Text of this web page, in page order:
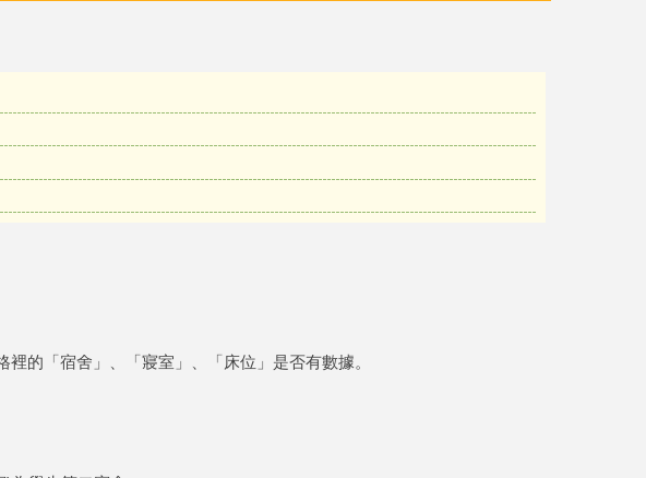
的「宿舍」、「寢室」、「床位」是否有數據。